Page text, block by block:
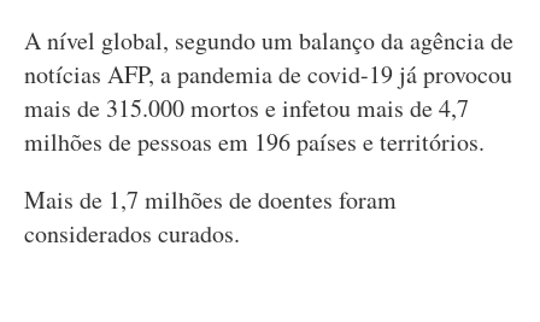
A nível global, segundo um balanço da agência de
notícias AFP, a pandemia de covid-19 já provocou
mais de 315.000 mortos e infetou mais de 4,7
milhões de pessoas em 196 países e territórios.
Mais de 1,7 milhões de doentes foram
considerados curados.